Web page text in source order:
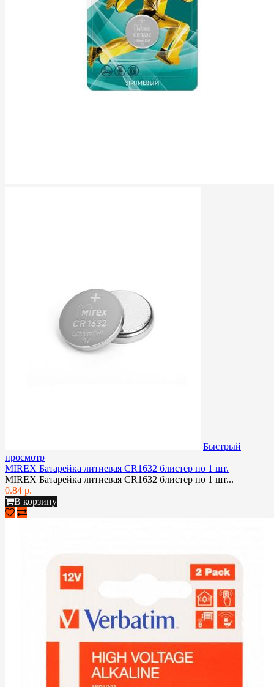
Быстрый
просмотр
MIREX Батарейка литиевая CR1632 блистер по 1 шт.
MIREX Батарейка литиевая CR1632 блистер по 1 шт...
0.84 р.
В корзину